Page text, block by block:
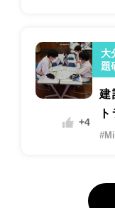
大
題
+4
建
状